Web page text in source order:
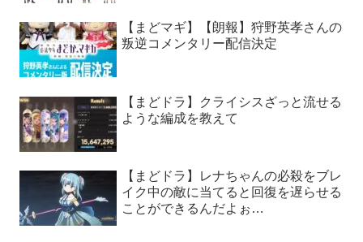
【まどマギ】【朗報】狩野英孝さんの
叛逆コメンタリー配信決定
【まどドラ】クライシスざっと流せる
ような編成を教えて
【まどドラ】レナちゃんの必殺をブレ
イク中の敵に当てると回復を遅らせる
ことができるんだよぉ…